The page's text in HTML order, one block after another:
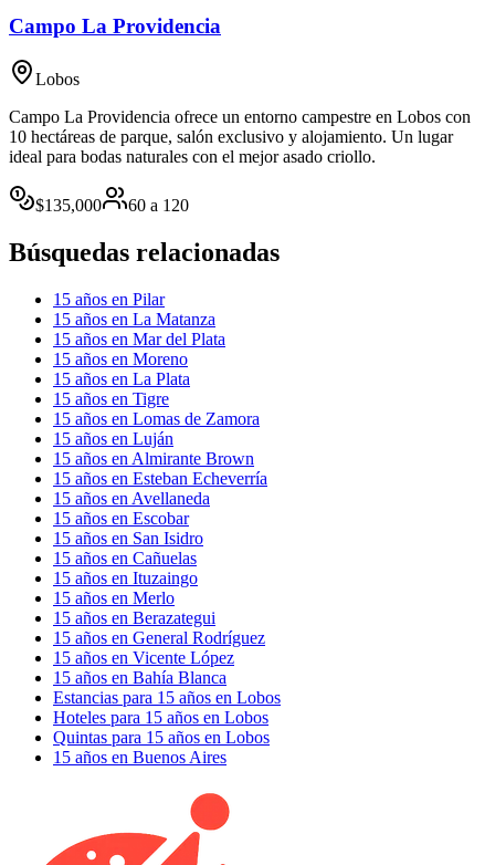
Campo La Providencia
Lobos
Campo La Providencia ofrece un entorno campestre en Lobos con
10 hectáreas de parque, salón exclusivo y alojamiento. Un lugar
ideal para bodas naturales con el mejor asado criollo.
$135,000 60 a 120
Búsquedas relacionadas
15 años en Pilar
15 años en La Matanza
15 años en Mar del Plata
15 años en Moreno
15 años en La Plata
15 años en Tigre
15 años en Lomas de Zamora
15 años en Luján
15 años en Almirante Brown
15 años en Esteban Echeverría
15 años en Avellaneda
15 años en Escobar
15 años en San Isidro
15 años en Cañuelas
15 años en Ituzaingo
15 años en Merlo
15 años en Berazategui
15 años en General Rodríguez
15 años en Vicente López
15 años en Bahía Blanca
Estancias para 15 años en Lobos
Hoteles para 15 años en Lobos
Quintas para 15 años en Lobos
15 años en Buenos Aires